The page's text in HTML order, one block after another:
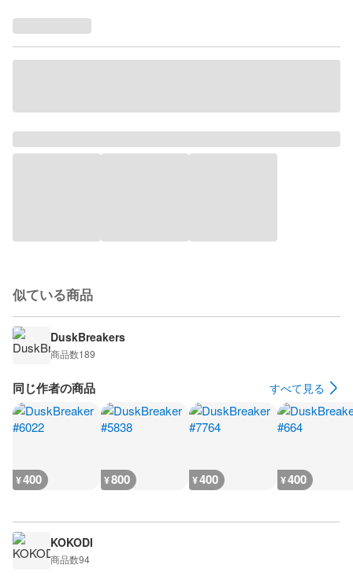
似ている商品
DuskBreakers
商品数189
同じ作者の商品 すべて見る
¥400 ¥800 ¥400 ¥400
KOKODI
商品数94